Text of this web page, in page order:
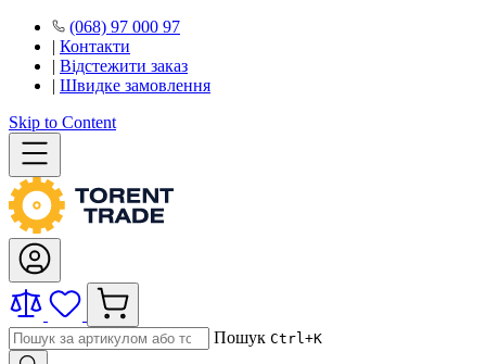
(068) 97 000 97
| Контакти
| Відстежити заказ
| Швидке замовлення
Skip to Content
Пошук Ctrl+K